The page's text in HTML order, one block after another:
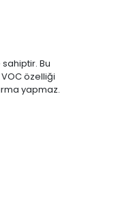
Bu
özelliği
yapmaz.